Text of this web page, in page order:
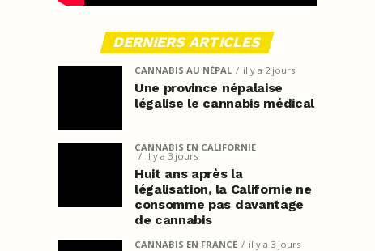
DERNIERS ARTICLES
CANNABIS AU NÉPAL il y a 2 jours
Une province népalaise
légalise le cannabis médical
CANNABIS EN CALIFORNIE
il y a 3 jours
Huit ans après la
légalisation, la Californie ne
consomme pas davantage
de cannabis
CANNABIS EN FRANCE il y a 3 jours